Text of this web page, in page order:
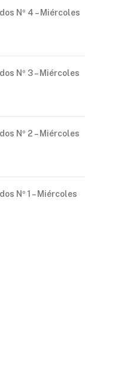
Nº 4 – Miércoles
Nº 3 – Miércoles
Nº 2 – Miércoles
Nº 1 – Miércoles